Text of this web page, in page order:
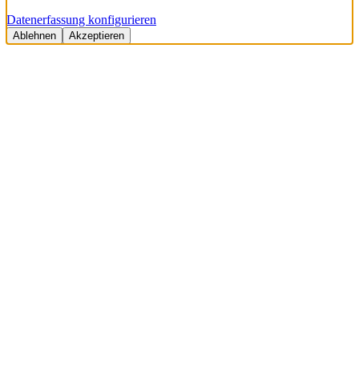
Datenerfassung konfigurieren
Ablehnen Akzeptieren